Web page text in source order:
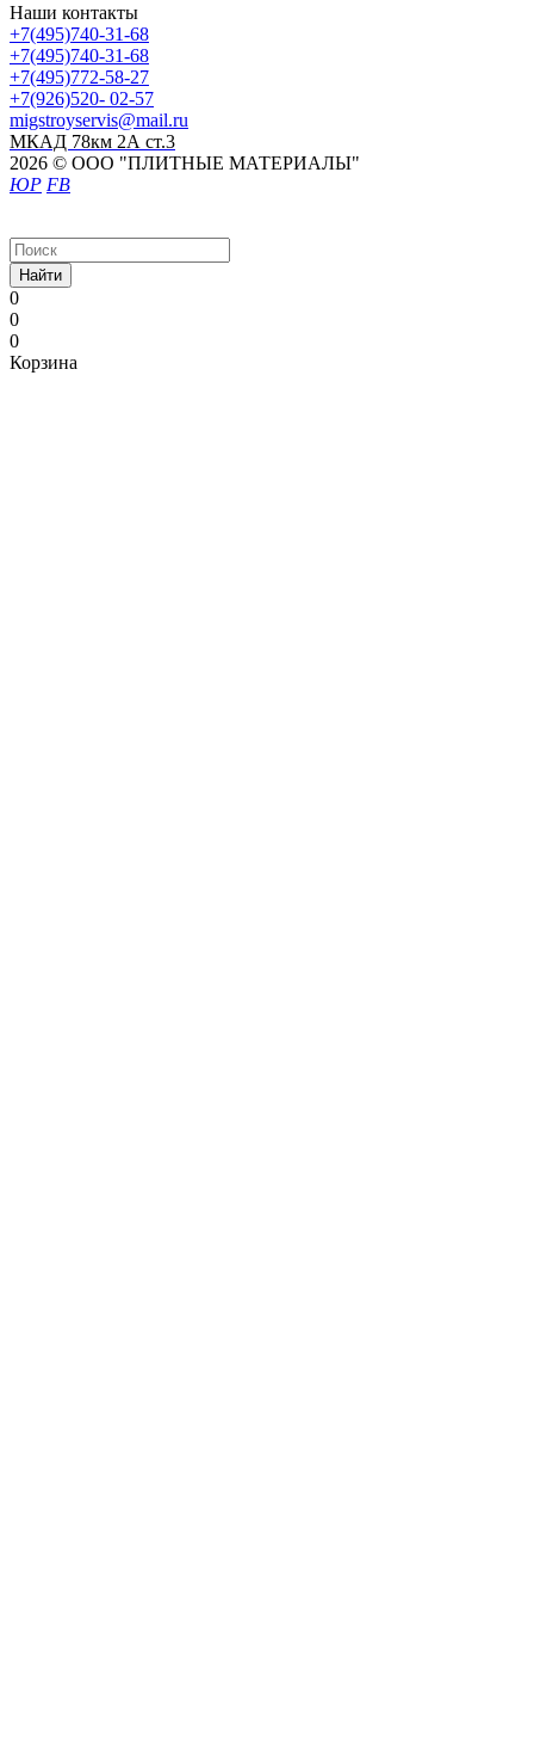
Наши контакты
+7(495)740-31-68
+7(495)740-31-68
+7(495)772-58-27
+7(926)520- 02-57
migstroyservis@mail.ru
МКАД 78км 2А ст.3
2026 © ООО "ПЛИТНЫЕ МАТЕРИАЛЫ"
ЮР FB
Найти
0
0
0
Корзина